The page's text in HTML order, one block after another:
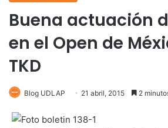
Buena actuación
en el Open de
TKD
Blog UDLAP 21 abril, 2015 2